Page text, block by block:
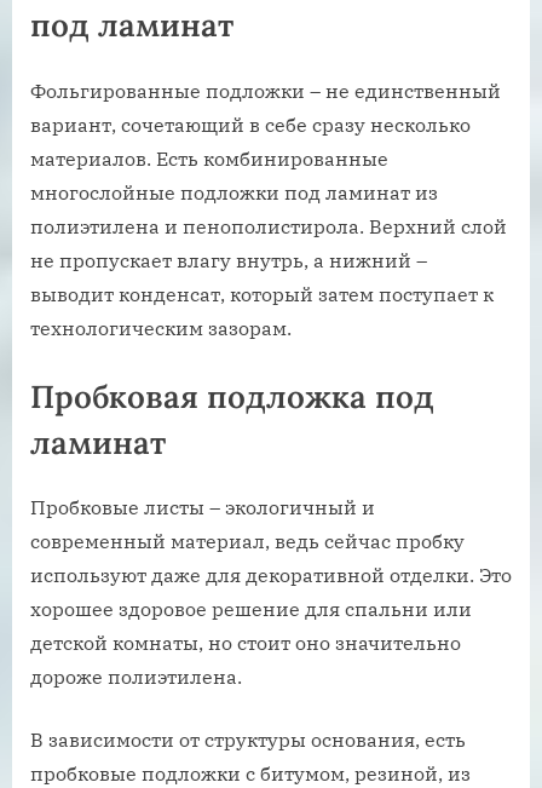
под ламинат
Фольгированные подложки – не единственный
вариант, сочетающий в себе сразу несколько
материалов. Есть комбинированные
многослойные подложки под ламинат из
полиэтилена и пенополистирола. Верхний слой
не пропускает влагу внутрь, а нижний –
выводит конденсат, который затем поступает к
технологическим зазорам.
Пробковая подложка под
ламинат
Пробковые листы – экологичный и
современный материал, ведь сейчас пробку
используют даже для декоративной отделки. Это
хорошее здоровое решение для спальни или
детской комнаты, но стоит оно значительно
дороже полиэтилена.
В зависимости от структуры основания, есть
пробковые подложки с битумом, резиной, из